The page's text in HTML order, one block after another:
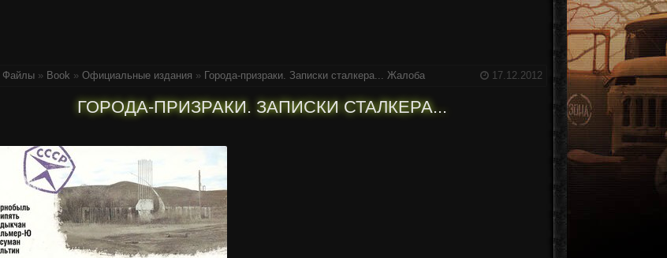
17.12.2012
Файлы » Book » Официальные издания » Города-призраки. Записки сталкера... Жалоба
ГОРОДА-ПРИЗРАКИ. ЗАПИСКИ СТАЛКЕРА...